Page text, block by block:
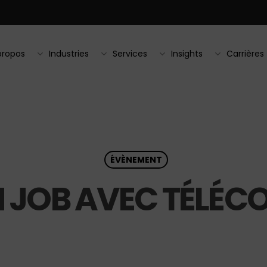
Industries Services Insights Carrières
ÉVÈNEMENT
AVEC